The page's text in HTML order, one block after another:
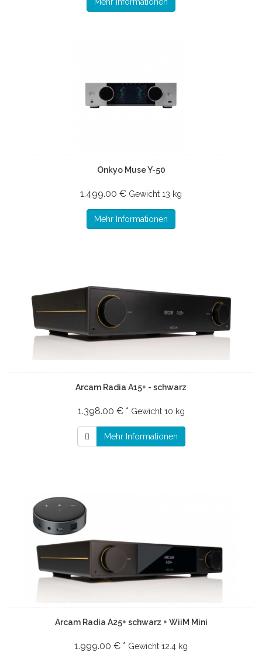
Onkyo Muse Y-50
1.499.00 € Gewicht 13 kg
Mehr Informationen
Arcam Radia A15+ - schwarz
1.398.00 € * Gewicht 10 kg
Mehr Informationen
Arcam Radia A25+ schwarz + WiiM Mini
1.999.00 € * Gewicht 12.4 kg